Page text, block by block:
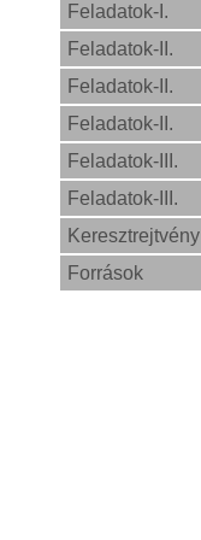
Feladatok-I.
Feladatok-II.
Feladatok-II.
Feladatok-II.
Feladatok-III.
Feladatok-III.
Keresztrejtvény
Források